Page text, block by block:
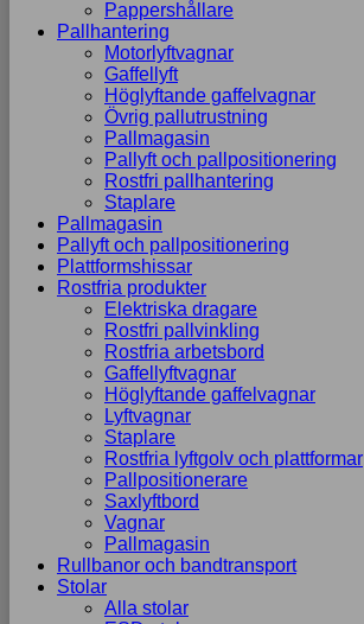
Pappershållare
Pallhantering
Motorlyftvagnar
Gaffellyft
Höglyftande gaffelvagnar
Övrig pallutrustning
Pallmagasin
Pallyft och pallpositionering
Rostfri pallhantering
Staplare
Pallmagasin
Pallyft och pallpositionering
Plattformshissar
Rostfria produkter
Elektriska dragare
Rostfri pallvinkling
Rostfria arbetsbord
Gaffellyftvagnar
Höglyftande gaffelvagnar
Lyftvagnar
Staplare
Rostfria lyftgolv och plattformar
Pallpositionerare
Saxlyftbord
Vagnar
Pallmagasin
Rullbanor och bandtransport
Stolar
Alla stolar